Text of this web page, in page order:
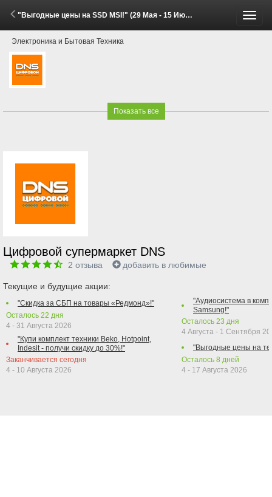
"Выгодные цены на SSD MSI!" (29 Мая - 15 Июня 2026)
Электроника и Бытовая Техника
Показать все
Цифровой супермаркет DNS
2 отзыва добавить в любимые
Текущие и будущие акции:
"Скидка за СБП на товары «Редмонд»!"
Осталось 22 дня
4 - 31 Августа 2026
"Купи комплект техники Beko, Hotpoint,
Indesit - получи скидку до 30%!"
Заканчивается сегодня
4 - 10 Августа 2026
"Аудиосистема в
Samsung!"
Осталось 23 дня
4 Августа - 1 Сентября
"Выгодные цены на
Осталось 8 дней
4 - 17 Августа 2026